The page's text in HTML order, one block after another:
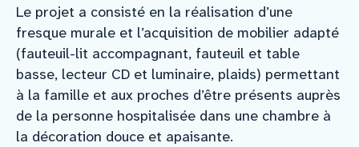
Le projet a consisté en la réalisation d’une
fresque murale et l’acquisition de mobilier adapté
(fauteuil-lit accompagnant, fauteuil et table
basse, lecteur CD et luminaire, plaids) permettant
à la famille et aux proches d’être présents auprès
de la personne hospitalisée dans une chambre à
la décoration douce et apaisante.